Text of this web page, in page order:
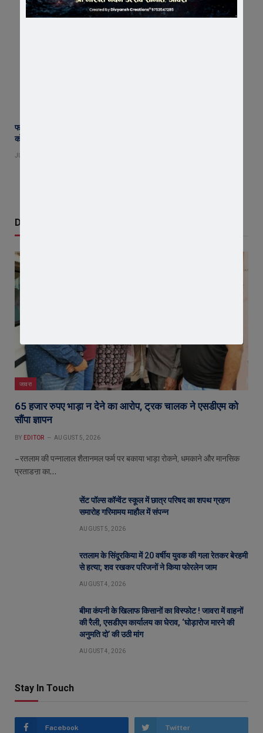
फसल बीमा में भारी गड़बड़ी का आरोप : जावरा में कांग्रेस का प्रदर्शन, वंचित किसानों
को लाभ नहीं मिलने पर 3 अगस्त को घेराव की चेतावनी
JULY 27, 2026
Don't Miss
जावरा
65 हजार रुपए भाड़ा न देने का आरोप, ट्रक चालक ने एसडीएम को
सौंपा ज्ञापन
BY EDITOR AUGUST 5, 2026
– रतलाम की पन्नालाल शैतानमल फर्म पर बकाया भाड़ा रोकने, धमकाने और मानसिक
प्रताडऩा का…
सेंट पॉल्स कॉन्वेंट स्कूल में छात्र परिषद का शपथ ग्रहण
समारोह गरिमामय माहौल में संपन्न
AUGUST 5, 2026
रतलाम के सिंदूरकिया में 20 वर्षीय युवक की गला रेतकर बेरहमी
से हत्या; शव रखकर परिजनों ने किया फोरलेन जाम
AUGUST 4, 2026
बीमा कंपनी के खिलाफ किसानों का विस्फोट ! जावरा में वाहनों
की रैली, एसडीएम कार्यालय का घेराव, ‘घोड़ारोज मारने की
अनुमति दो’ की उठी मांग
AUGUST 4, 2026
Stay In Touch
Facebook Twitter